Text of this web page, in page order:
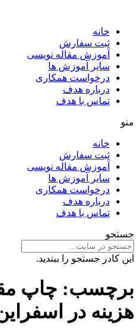
خانه
ثبت سفارش
آموزش مقاله نویسی
سایر آموزش ها
درخواست همکاری
درباره هدف
تماس با هدف
منو
خانه
ثبت سفارش
آموزش مقاله نویسی
سایر آموزش ها
درخواست همکاری
درباره هدف
تماس با هدف
جستجو
این کادر جستجو را ببندید.
برچسب: چاپ
هزینه در